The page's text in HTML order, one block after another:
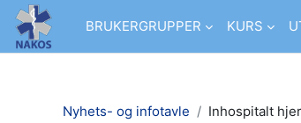
Gå til hovudinnhaldet
BRUKERGRUPPER
KURS
Nyhets- og infotavle Inhospitalt